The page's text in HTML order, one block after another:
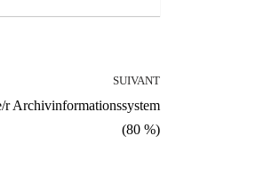
SUIVANT
Archivinformationssystem
(80 %)